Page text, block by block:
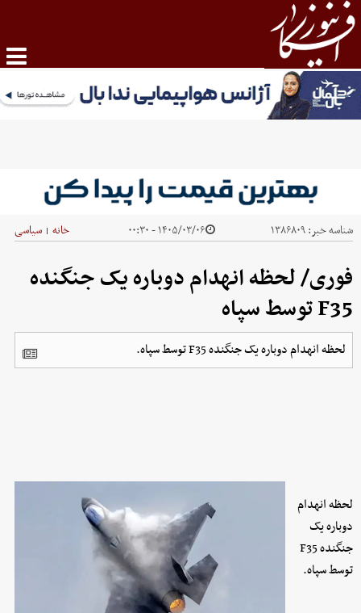
شناسه خبر:۱۳۸۶۸۰۹ ۱۴۰۵/۰۳/۰۶ - ۰۰:۳۰ خانه | سیاسی
فوری/ لحظه انهدام دوباره یک جنگنده
F35 توسط سپاه
لحظه انهدام دوباره یک جنگنده F35 توسط سپاه.
لحظه انهدام
دوباره یک
جنگنده F35
توسط سپاه.